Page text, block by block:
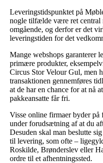
Leveringstidspunktet på
nogle tilfælde være ret central
omgående, og derfor er det
leveringstiden for det
Mange webshops garanterer
primære produkter,
Circus Stor Velour Gul, men
transaktionen gennemføres
at de har en chance for at nå
pakkeansatte får fri.
Visse online firmaer byder
under forudsætning af at du
Desuden skal man beslutte
til levering, som ofte –
Roskilde, Brønderslev eller
ordre til et afhentningssted.